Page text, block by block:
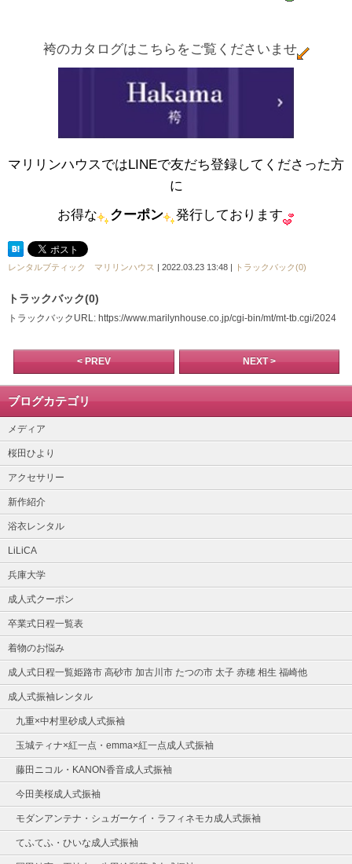
袴のカタログはこちらをご覧くださいませ
マリリンハウスではLINEで友だち登録してくださった方
に
お得な
クーポン 発行しております
レンタルブティック マリリンハウス | 2022.03.23 13:48 | トラックバック(0)
トラックバック(0)
トラックバックURL: https://www.marilynhouse.co.jp/cgi-bin/mt/mt-tb.cgi/2024
< PREV NEXT >
ブログカテゴリ
メディア
桜田ひより
アクセサリー
新作紹介
浴衣レンタル
LiLiCA
兵庫大学
成人式クーポン
卒業式日程一覧表
着物のお悩み
成人式日程一覧姫路市 高砂市 加古川市 たつの市 太子 赤穂 相生 福崎他
成人式振袖レンタル
九重×中村里砂成人式振袖
玉城ティナ×紅一点・emma×紅一点成人式振袖
藤田ニコル・KANON香音成人式振袖
今田美桜成人式振袖
モダンアンテナ・シュガーケイ・ラフィネモカ成人式振袖
てふてふ・ひいな成人式振袖